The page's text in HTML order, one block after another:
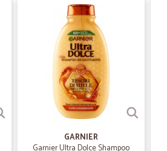
GARNIER
Garnier Ultra Dolce Shampoo